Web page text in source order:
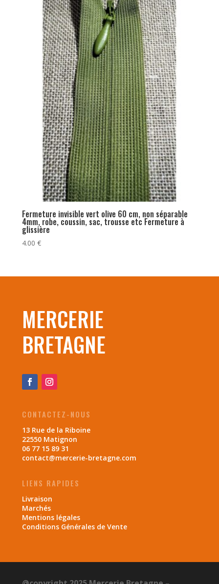
Fermeture invisible vert olive 60 cm, non séparable
4mm, robe, coussin, sac, trousse etc Fermeture à
glissière
4.00 €
MERCERIE
BRETAGNE
CONTACTEZ-NOUS
13 Rue de la Riboine
22550 Matignon
06 77 15 89 31
contact@mercerie-bretagne.com
LIENS RAPIDES
Livraison
Marchés
Mentions légales
Conditions Générales de Vente